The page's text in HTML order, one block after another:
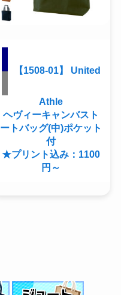
【1508-01】 United
Athle
ヘヴィーキャンバスト
ートバッグ(中)ポケット
付
★プリント込み：1100
円～